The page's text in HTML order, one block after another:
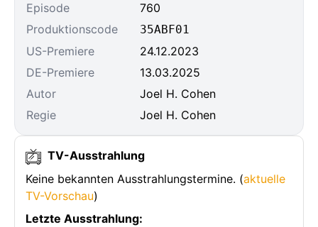
Episode
760
Produktionscode
35ABF01
US-Premiere
24.12.2023
DE-Premiere
13.03.2025
Autor
Joel H. Cohen
Regie
Joel H. Cohen
TV-Ausstrahlung
Keine bekannten Ausstrahlungstermine. (aktuelle
TV-Vorschau)
Letzte Ausstrahlung: